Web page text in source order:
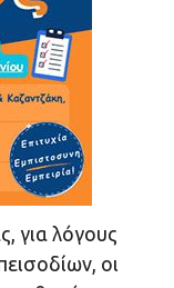
για λόγους
οι